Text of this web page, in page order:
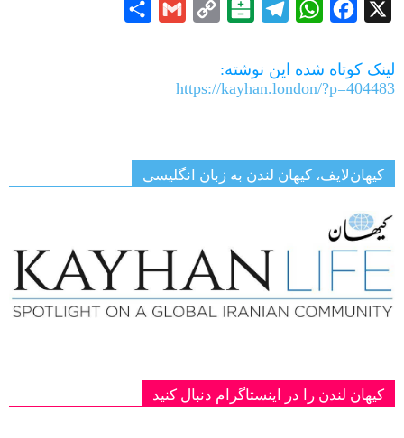
X
Facebook
WhatsApp
Telegram
Balatarin
Copy
Gmail
لینک کوتاه شده این نوشته:
https://kayhan.london/?p=404483
کیهان‌لایف، کیهان لندن به زبان انگلیسی
کیهان لندن را در اینستاگرام دنبال کنید